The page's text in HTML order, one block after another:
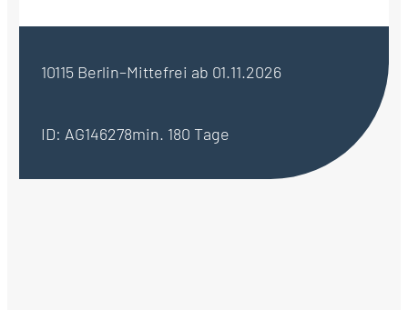
10115 Berlin–Mittefrei ab 01.11.2026
ID: AG146278min. 180 Tage